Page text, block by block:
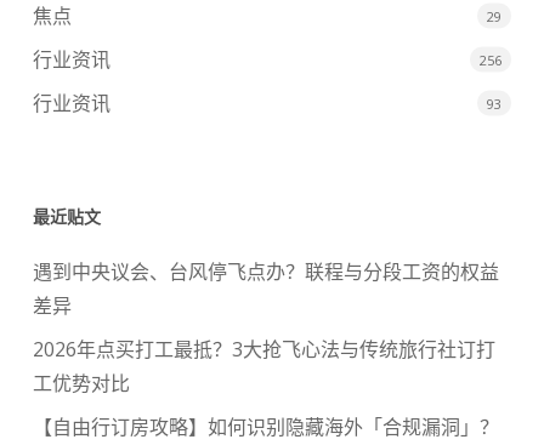
焦点 29
行业资讯 256
行业资讯 93
最近贴文
遇到中央议会、台风停飞点办？联程与分段工资的权益
差异
2026年点买打工最抵？3大抢飞心法与传统旅行社订打
工优势对比
【自由行订房攻略】如何识别隐藏海外「合规漏洞」？